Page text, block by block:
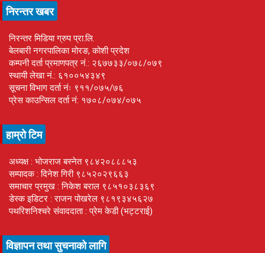
निरन्तर खबर
निरन्तर मिडिया ग्रुप प्रा.लि.
बेलबारी नगरपालिका मोरङ, कोशी प्रदेश
कम्पनी दर्ता प्रमाणपत्र नं.: २६७७३३/०७८/०७९
स्थायी लेखा नं.: ६१००५४३४९
सूचना विभाग दर्ता नंः ९११/०७५/७६
प्रेस काउन्सिल दर्ता नं: १७०८/०७४/०७५
हाम्रो टिम
अध्यक्ष : भोजराज बस्नेत ९८४२०८८८५३
सम्पादक : दिनेश गिरी ९८५२०२९६६३
समाचार प्रमुख : निकेश बराल ९८५१०३८३६९
डेस्क इडिटर : राजन पोखरेल ९८१९३४५६२७
पथरिशनिश्चरे संवाददाता : प्रेम केडी (भट्टराई)
विज्ञापन तथा सुचनाको लागि